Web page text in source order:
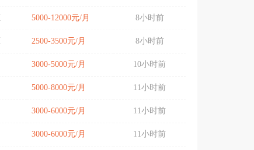
5000-12000元/月 8小时前
2500-3500元/月 8小时前
3000-5000元/月 10小时前
5000-8000元/月 11小时前
3000-6000元/月 11小时前
3000-6000元/月 11小时前